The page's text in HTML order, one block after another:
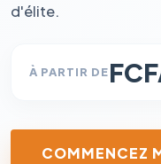
d'élite.
À PARTIR DE
COMMENCEZ